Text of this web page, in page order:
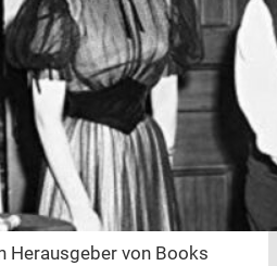
Herausgeber von Books